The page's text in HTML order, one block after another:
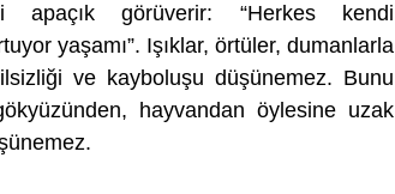
apaçık görüverir: “Herkes kendi
yaşamı”. Işıklar, örtüler, dumanlarla
dilsizliği ve kayboluşu düşünemez. Bunu
hayvandan öylesine uzak